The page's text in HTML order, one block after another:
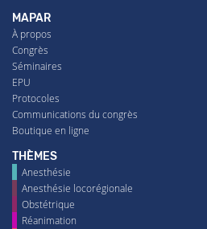
MAPAR
À propos
Congrès
Séminaires
EPU
Protocoles
Communications du congrès
Boutique en ligne
THÈMES
Anesthésie
Anesthésie locorégionale
Obstétrique
Réanimation